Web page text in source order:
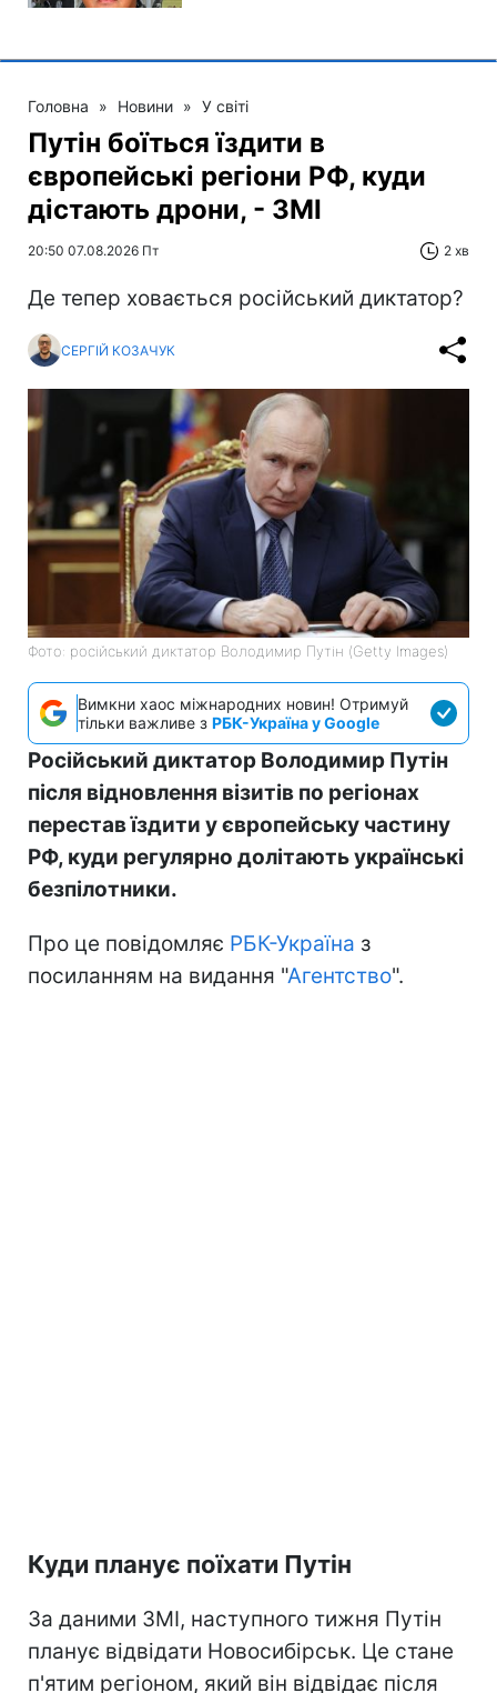
Головна » Новини » У світі
Путін боїться їздити в
європейські регіони РФ, куди
дістають дрони, - ЗМІ
20:50 07.08.2026 Пт 2 хв
Де тепер ховається російський диктатор?
СЕРГІЙ КОЗАЧУК
Фото: російський диктатор Володимир Путін (Getty Images)
Вимкни хаос міжнародних новин! Отримуй
тільки важливе з РБК-Україна у Google
Російський диктатор Володимир Путін
після відновлення візитів по регіонах
перестав їздити у європейську частину
РФ, куди регулярно долітають українські
безпілотники.
Про це повідомляє РБК-Україна з
посиланням на видання "Агентство".
Куди планує поїхати Путін
За даними ЗМІ, наступного тижня Путін
планує відвідати Новосибірськ. Це стане
п'ятим регіоном, який він відвідає після